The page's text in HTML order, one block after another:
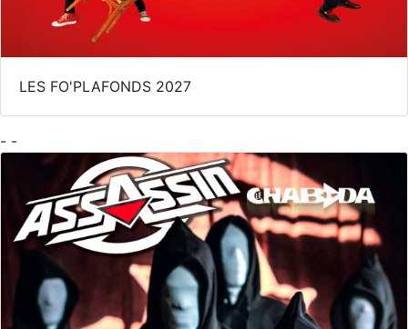
LES FO'PLAFONDS 2027
- -